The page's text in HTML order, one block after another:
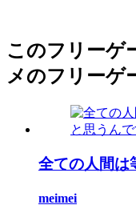
このフリーゲ
メのフリーゲ
全ての人間は
meimei